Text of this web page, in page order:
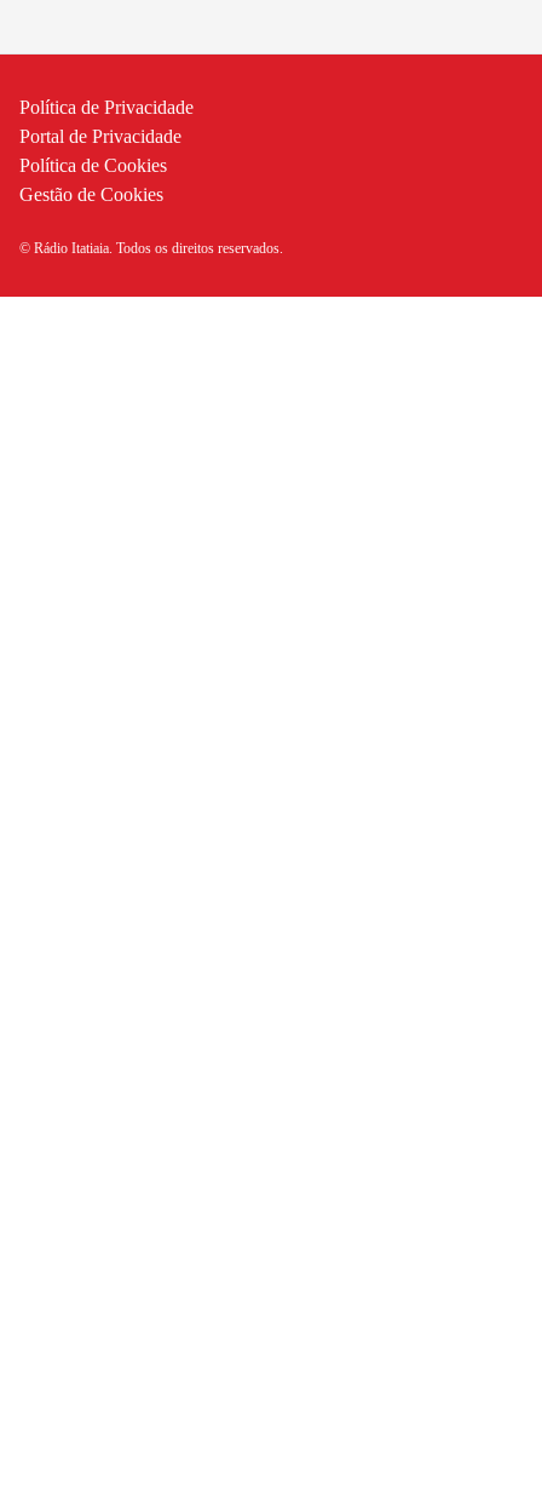
Política de Privacidade
Portal de Privacidade
Política de Cookies
Gestão de Cookies
© Rádio Itatiaia. Todos os direitos reservados.